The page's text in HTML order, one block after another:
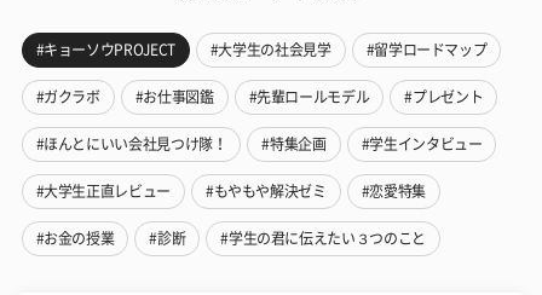
#キョーソウPROJECT #大学生の社会見学 #留学ロードマップ
#ガクラボ #お仕事図鑑 #先輩ロールモデル #プレゼント
#ほんとにいい会社見つけ隊！ #特集企画 #学生インタビュー
#大学生正直レビュー #もやもや解決ゼミ #恋愛特集
#お金の授業 #診断 #学生の君に伝えたい３つのこと